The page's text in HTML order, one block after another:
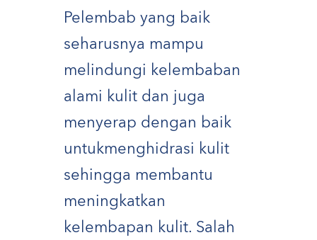
Pelembab yang baik
seharusnya mampu
melindungi kelembaban
alami kulit dan juga
menyerap dengan baik
untukmenghidrasi kulit
sehingga membantu
meningkatkan
kelembapan kulit. Salah